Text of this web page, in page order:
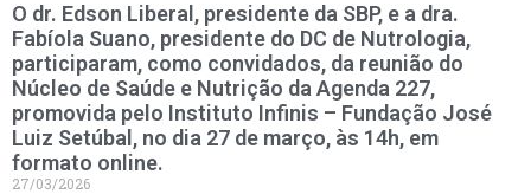
O dr. Edson Liberal, presidente da SBP, e a dra.
Fabíola Suano, presidente do DC de Nutrologia,
participaram, como convidados, da reunião do
Núcleo de Saúde e Nutrição da Agenda 227,
promovida pelo Instituto Infinis – Fundação José
Luiz Setúbal, no dia 27 de março, às 14h, em
formato online.
27/03/2026